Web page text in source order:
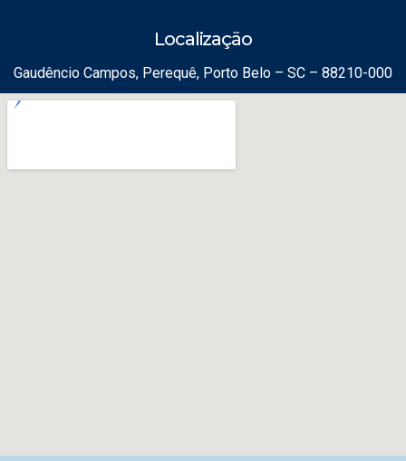
Localização
Gaudêncio Campos, Perequê, Porto Belo – SC – 88210-000